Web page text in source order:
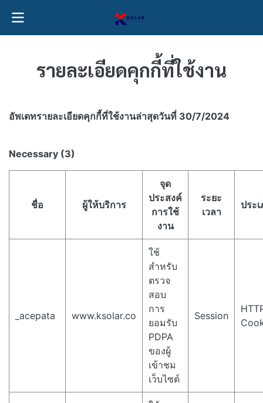
รายละเอียดคุกกี้ที่ใช้งาน​
อัพเดทรายละเอียดคุกกี้ที่ใช้งาน​ล่าสุดวันที่ 30/7/2024
Necessary (3)
ชื่อ ผู้ให้บริการ
จุด
ประสงค์
การใช้
งาน
ระยะ
เวลา
ประ
_acepata www.ksolar.co
ใช้
สำหรับ
ตรวจ
สอบ
การ
ยอมรับ
PDPA
ของผู้
เข้าชม
เว็บไซต์
Session